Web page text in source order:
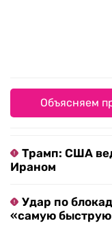
Объясняем
Трамп: США
Ираном
Удар по
«самую